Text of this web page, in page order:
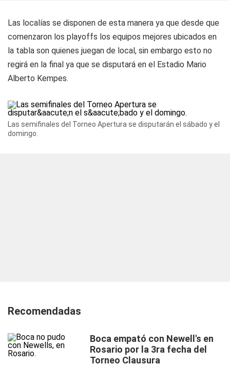
Las localías se disponen de esta manera ya que desde que
comenzaron los playoffs los equipos mejores ubicados en
la tabla son quienes juegan de local, sin embargo esto no
regirá en la final ya que se disputará en el Estadio Mario
Alberto Kempes.
Las semifinales del Torneo Apertura se disputarán el sábado y el
domingo.
Recomendadas
Boca empató con Newell's en
Rosario por la 3ra fecha del
Torneo Clausura